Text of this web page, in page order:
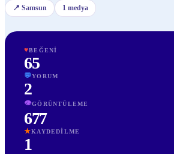
📍 Samsun 1 medya
♥BEĞENI
65
💬YORUM
2
👁GÖRÜNTÜLEME
677
★KAYDEDILME
1